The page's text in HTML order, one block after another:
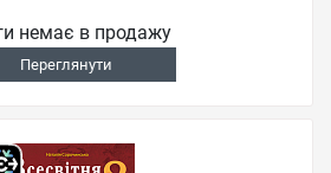
немає в продажу
Переглянути